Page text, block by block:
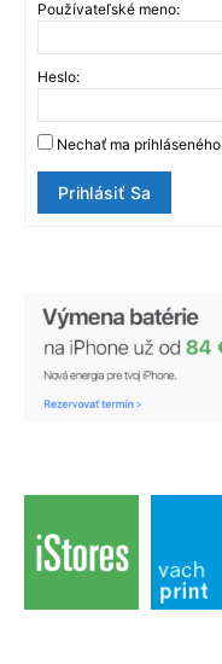
Používateľské meno:
Heslo:
Nechať ma prihláseného
Prihlásiť Sa